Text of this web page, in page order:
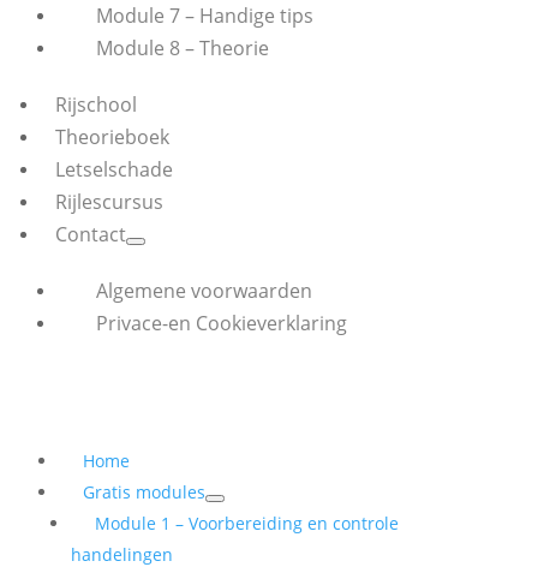
Module 7 – Handige tips
Module 8 – Theorie
Rijschool
Theorieboek
Letselschade
Rijlescursus
Contact
Algemene voorwaarden
Privace-en Cookieverklaring
Home
Gratis modules
Module 1 – Voorbereiding en controle
handelingen